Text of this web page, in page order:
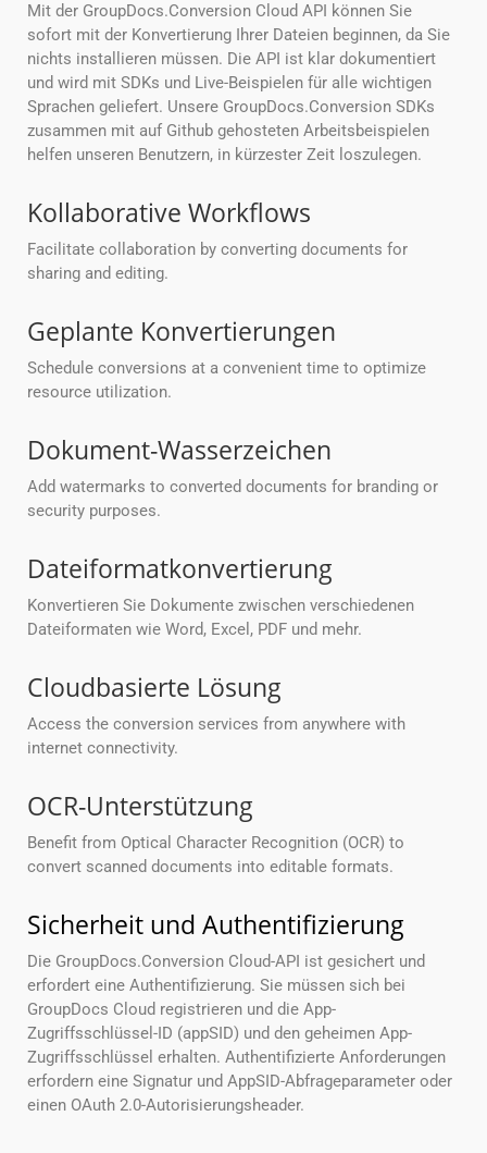
Mit der GroupDocs.Conversion Cloud API können Sie
sofort mit der Konvertierung Ihrer Dateien beginnen, da Sie
nichts installieren müssen. Die API ist klar dokumentiert
und wird mit SDKs und Live-Beispielen für alle wichtigen
Sprachen geliefert. Unsere GroupDocs.Conversion SDKs
zusammen mit auf Github gehosteten Arbeitsbeispielen
helfen unseren Benutzern, in kürzester Zeit loszulegen.
Kollaborative Workflows
Facilitate collaboration by converting documents for
sharing and editing.
Geplante Konvertierungen
Schedule conversions at a convenient time to optimize
resource utilization.
Dokument-Wasserzeichen
Add watermarks to converted documents for branding or
security purposes.
Dateiformatkonvertierung
Konvertieren Sie Dokumente zwischen verschiedenen
Dateiformaten wie Word, Excel, PDF und mehr.
Cloudbasierte Lösung
Access the conversion services from anywhere with
internet connectivity.
OCR-Unterstützung
Benefit from Optical Character Recognition (OCR) to
convert scanned documents into editable formats.
Sicherheit und Authentifizierung
Die GroupDocs.Conversion Cloud-API ist gesichert und
erfordert eine Authentifizierung. Sie müssen sich bei
GroupDocs Cloud registrieren und die App-
Zugriffsschlüssel-ID (appSID) und den geheimen App-
Zugriffsschlüssel erhalten. Authentifizierte Anforderungen
erfordern eine Signatur und AppSID-Abfrageparameter oder
einen OAuth 2.0-Autorisierungsheader.